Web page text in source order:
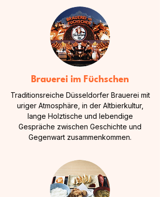
Brauerei im Füchschen
Traditionsreiche Düsseldorfer Brauerei mit
uriger Atmosphäre, in der Altbierkultur,
lange Holztische und lebendige
Gespräche zwischen Geschichte und
Gegenwart zusammenkommen.